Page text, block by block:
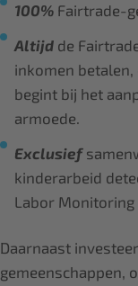
100% Fairtrade-
Altijd de
inkomen
begint bij het
armoede.
Exclusief
kinderarbeid
Labor Monitoring
Daarnaast
gemeenschappen,